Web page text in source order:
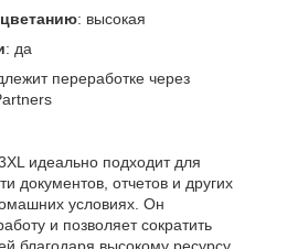
: высокая
: да
переработке через
идеально подходит для
документов, отчетов и других
условиях. Он
и позволяет сократить
благодаря высокому ресурсу